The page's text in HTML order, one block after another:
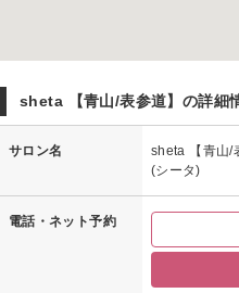
sheta 【青山/表参道】の詳細
サロン名
sheta 【青山/
(シータ)
電話・ネット予約